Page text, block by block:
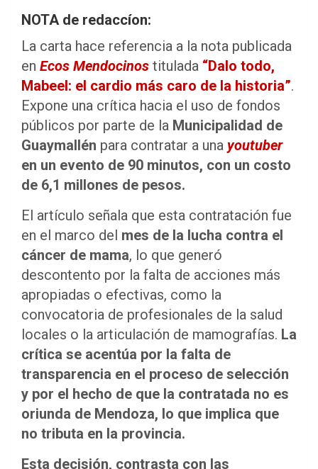
NOTA de redaccíon:
La carta hace referencia a la nota publicada
en Ecos Mendocinos titulada “Dalo todo,
Mabeel: el cardio más caro de la historia”.
Expone una crítica hacia el uso de fondos
públicos por parte de la Municipalidad de
Guaymallén para contratar a una youtuber
en un evento de 90 minutos, con un costo
de 6,1 millones de pesos.
El artículo señala que esta contratación fue
en el marco del mes de la lucha contra el
cáncer de mama, lo que generó
descontento por la falta de acciones más
apropiadas o efectivas, como la
convocatoria de profesionales de la salud
locales o la articulación de mamografías. La
crítica se acentúa por la falta de
transparencia en el proceso de selección
y por el hecho de que la contratada no es
oriunda de Mendoza, lo que implica que
no tributa en la provincia.
Esta decisión, contrasta con las